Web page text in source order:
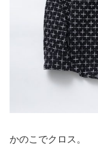
かのこでクロス。